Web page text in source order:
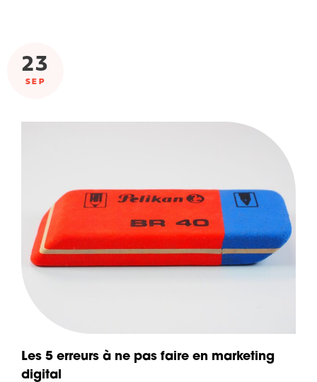
23
SEP
Les 5 erreurs à ne pas faire en marketing
digital